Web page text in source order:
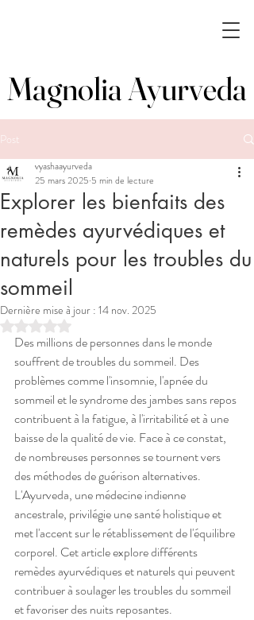
Magnolia Ayurveda
Magnolia Ayurveda
Post
Explorer les bienfaits des
remèdes ayurvédiques et
naturels pour les troubles du
sommeil
vyashaayurveda
25 mars 2025 5 min de lecture
Dernière mise à jour : 14 nov. 2025
Noté NaN étoiles sur 5.
Des millions de personnes dans le monde
souffrent de troubles du sommeil. Des
problèmes comme l'insomnie, l'apnée du
sommeil et le syndrome des jambes sans repos
contribuent à la fatigue, à l'irritabilité et à une
baisse de la qualité de vie. Face à ce constat,
de nombreuses personnes se tournent vers
des méthodes de guérison alternatives.
L'Ayurveda, une médecine indienne
ancestrale, privilégie une santé holistique et
met l'accent sur le rétablissement de l'équilibre
corporel. Cet article explore différents
remèdes ayurvédiques et naturels qui peuvent
contribuer à soulager les troubles du sommeil
et favoriser des nuits reposantes.